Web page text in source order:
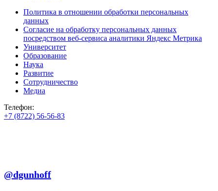
Политика в отношении обработки персональных
данных
Согласие на обработку персональных данных
посредством веб-сервиса аналитики Яндекс Метрика
Университет
Образование
Наука
Развитие
Сотрудничество
Медиа
Телефон:
+7 (8722) 56-56-83
@dgunhoff